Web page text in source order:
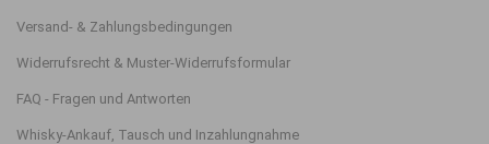
Versand- & Zahlungsbedingungen
Widerrufsrecht & Muster-Widerrufsformular
FAQ - Fragen und Antworten
Whisky-Ankauf, Tausch und Inzahlungnahme